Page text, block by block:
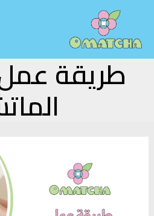
المحتوى
طريقة